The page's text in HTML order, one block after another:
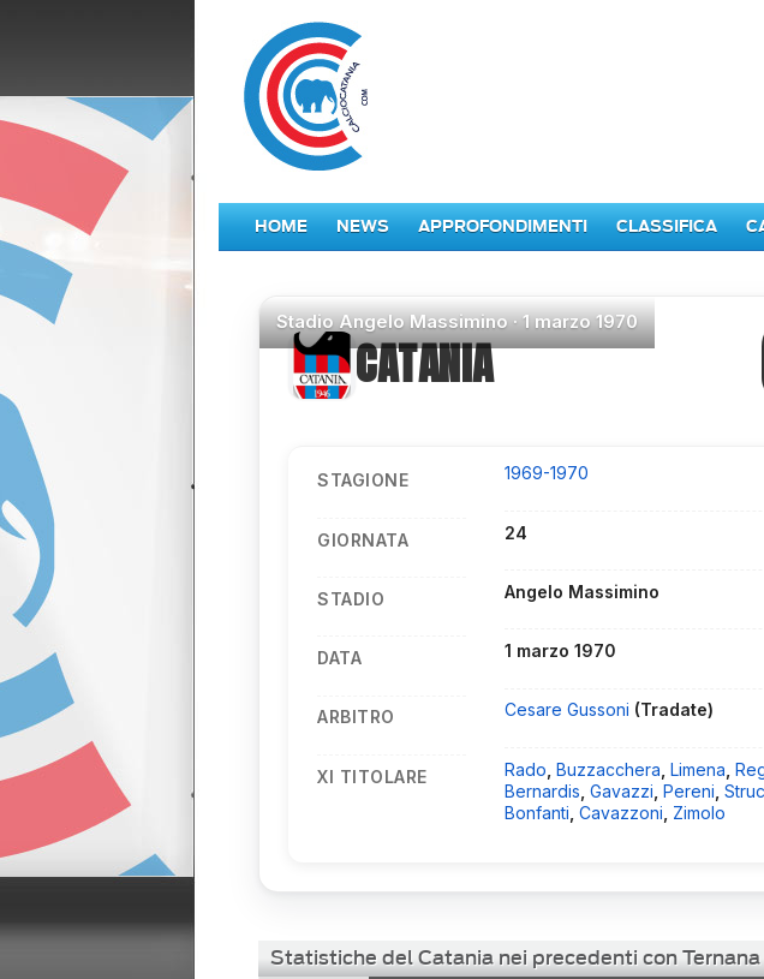
HOME NEWS APPROFONDIMENTI CLASSIFICA
StadioAngelo Massimino ·1 marzo 1970
CATANIA
STAGIONE 1969-1970
GIORNATA 24
STADIO Angelo Massimino
DATA 1 marzo 1970
ARBITRO Cesare Gussoni (Tradate)
XI TITOLARE Rado ,Buzzacchera ,Limena ,
Bernardis ,Gavazzi ,Pereni ,
Bonfanti ,Cavazzoni Zimolo
Statistiche del Catania nei precedenti con Ternana